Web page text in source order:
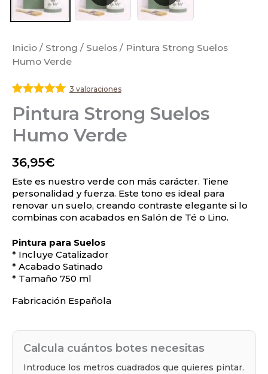
Inicio / Strong / Suelos / Pintura Strong Suelos
Humo Verde
con5de 5
3 valoraciones
Pintura Strong Suelos
Humo Verde
36,95€
Este es nuestro verde con más carácter. Tiene
personalidad y fuerza. Este tono es ideal para
renovar un suelo, creando contraste elegante si lo
combinas con acabados en Salón de Té o Lino.
Pintura para Suelos
* Incluye Catalizador
* Acabado Satinado
* Tamaño 750 ml
Fabricación Española
Calcula cuántos botes necesitas
Introduce los metros cuadrados que quieres pintar.